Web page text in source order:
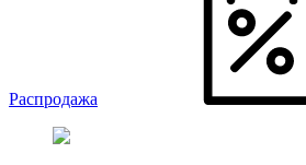
Распродажа